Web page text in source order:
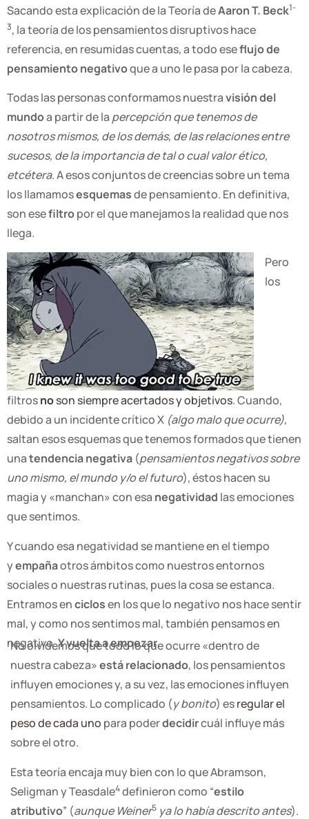
Sacando esta explicación de la Teoría deAaron T. Beck1-
3, la teoría de los pensamientos disruptivos hace
referencia, en resumidas cuentas,a todo eseflujo de
pensamiento negativoque a uno le pasa por la cabeza.
Todas las personas conformamos nuestravisión del
mundoa partir de la percepción que tenemos de
nosotros mismos, de los demás, de las relaciones entre
sucesos, de la importancia de tal o cual valor ético,
etcétera. A esos conjuntos de creencias sobre un tema
los llamamosesquemasde pensamiento. En definitiva,
son esefiltropor el que manejamos la realidad que nos
llega.
Pero
los
filtrosnoson siempre acertados y objetivos. Cuando,
debido a un incidente crítico X (algo malo que ocurre),
saltan esos esquemas que tenemos formados que tienen
unatendencia negativa (pensamientos negativos sobre
uno mismo, el mundo y/o el futuro), éstos hacen su
magia y «manchan» con esa negatividad las emociones
que sentimos.
Y cuando esa negatividad se mantiene en el tiempo
yempañaotros ámbitos como nuestros entornos
sociales o nuestras rutinas, pues la cosa se estanca.
Entramos enciclosen los que lo negativo nos hace sentir
mal, y como nos sentimos mal, también pensamos en
negativo.Y vuelta a empezar.
No olvidemos que todo lo que ocurre «dentro de
nuestra cabeza»está relacionado, los pensamientos
influyen emociones y, a su vez, las emociones influyen
pensamientos. Lo complicado (y bonito) esregular el
peso de cada uno para poderdecidircuál influye más
sobre el otro.
Esta teoría encaja muy bien con lo que Abramson,
Seligman y Teasdale4definieron como “estilo
atributivo” (aunque Weiner5 ya lo había descrito antes).